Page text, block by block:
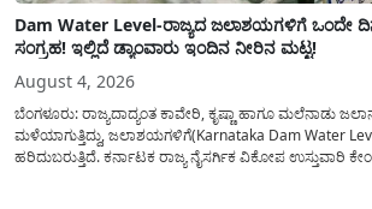
Dam Water Level-ರಾಜ್ಯದ ಜಲಾಶಯಗಳಿಗೆ ಒಂದೇ
ಸಂಗ್ರಹ! ಇಲ್ಲಿದೆ ಡ್ಯಾಂವಾರು ಇಂದಿನ ನೀರಿನ ಮಟ್ಟ!
August 4, 2026
ಬೆಂಗಳೂರು: ರಾಜ್ಯದಾದ್ಯಂತ ಕಾವೇರಿ, ಕೃಷ್ಣಾ ಹಾಗೂ ಮಲೆನಾಡು
ಮಳೆಯಾಗುತ್ತಿದ್ದು, ಜಲಾಶಯಗಳಿಗೆ(Karnataka Dam Water
ಹರಿದುಬರುತ್ತಿದೆ. ಕರ್ನಾಟಕ ರಾಜ್ಯ ನೈಸರ್ಗಿಕ ವಿಕೋಪ ಉಸ್ತುವಾರಿ